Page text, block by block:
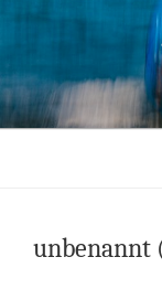
unbenannt